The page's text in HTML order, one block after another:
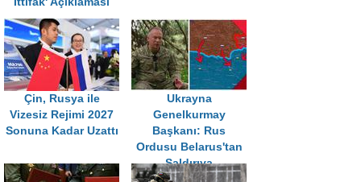
Çin, Rusya ile
Vizesiz Rejimi 2027
Sonuna Kadar Uzattı
Ukrayna
Genelkurmay
Başkanı: Rus
Ordusu Belarus'tan
Saldırıya
Hazırlanıyor